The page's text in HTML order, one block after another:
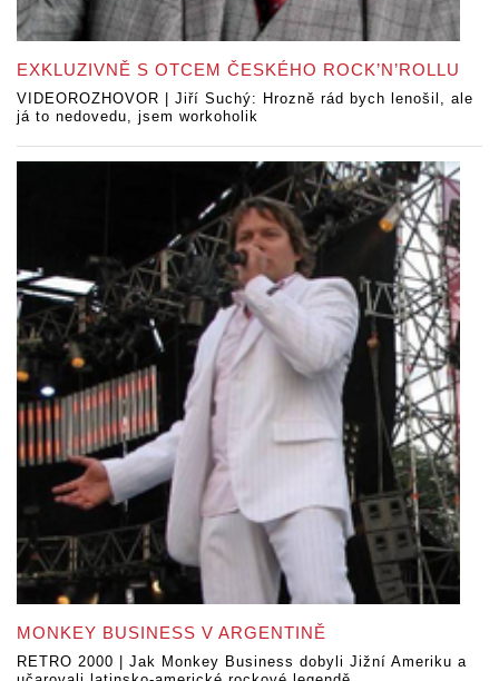
EXKLUZIVNĚ S OTCEM ČESKÉHO ROCK’N’ROLLU
VIDEOROZHOVOR | Jiří Suchý: Hrozně rád bych lenošil, ale
já to nedovedu, jsem workoholik
MONKEY BUSINESS V ARGENTINĚ
RETRO 2000 | Jak Monkey Business dobyli Jižní Ameriku a